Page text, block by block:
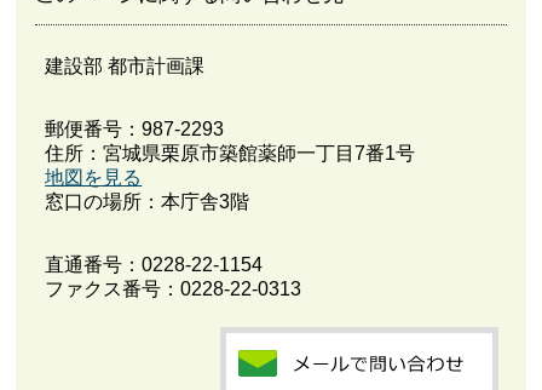
建設部 都市計画課
郵便番号：987-2293
住所：宮城県栗原市築館薬師一丁目7番1号
地図を見る
窓口の場所：本庁舎3階
直通番号：0228-22-1154
ファクス番号：0228-22-0313